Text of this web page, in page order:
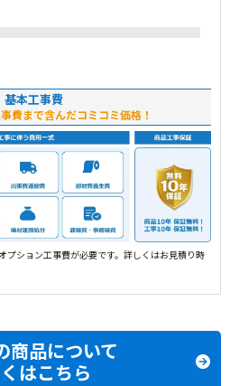
基本工事費
費まで含んだコミコミ価格！
ション工事費が必要です。詳しくはお見積り時
商品について
はこちら